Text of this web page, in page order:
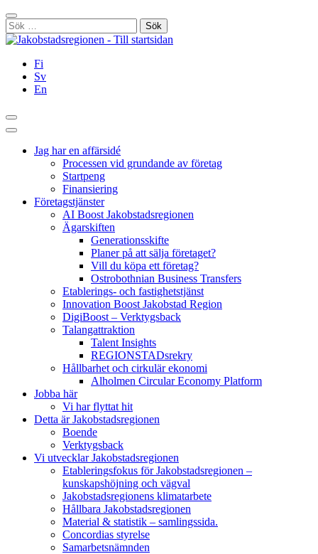
Hoppa
till
innehållet
Stäng
Sök
efter:
Fi
Sv
En
Sök
Huvudmeny
Jag har en affärsidé
Processen vid grundande av företag
Startpeng
Finansiering
Företagstjänster
AI Boost Jakobstadsregionen
Ägarskiften
Generationsskifte
Planer på att sälja företaget?
Vill du köpa ett företag?
Ostrobothnian Business Transfers
Etablerings- och fastighetstjänst
Innovation Boost Jakobstad Region
DigiBoost – Verktygsback
Talangattraktion
Talent Insights
REGIONSTADsrekry
Hållbarhet och cirkulär ekonomi
Alholmen Circular Economy Platform
Jobba här
Vi har flyttat hit
Detta är Jakobstadsregionen
Boende
Verktygsback
Vi utvecklar Jakobstadsregionen
Etableringsfokus för Jakobstadsregionen –
kunskapshöjning och vägval
Jakobstadsregionens klimatarbete
Hållbara Jakobstadsregionen
Material & statistik – samlingssida.
Concordias styrelse
Samarbetsnämnden